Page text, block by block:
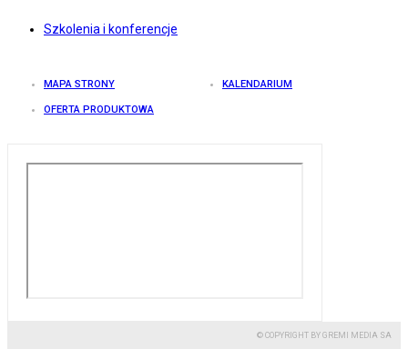
Szkolenia i konferencje
MAPA STRONY KALENDARIUM
OFERTA PRODUKTOWA
© COPYRIGHT BY GREMI MEDIA SA